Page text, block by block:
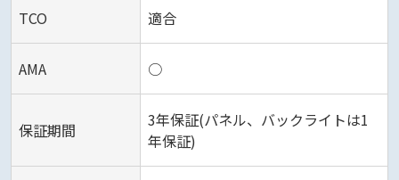
TCO 適合
AMA‎ ○
保証期間
3年保証(パネル、バックライトは1
年保証)‎